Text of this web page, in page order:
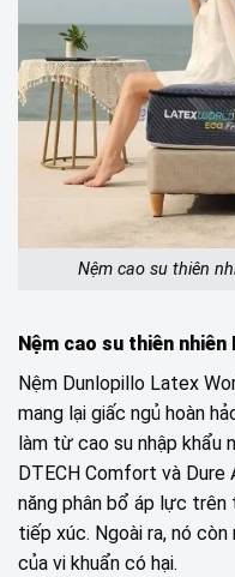
Nệm cao su thiên
Nệm cao su thiên
Nệm Dunlopillo Latex
mang lại giấc ngủ hoàn
làm từ cao su nhập khẩu
DTECH Comfort và Dure
năng phân bổ áp lực
tiếp xúc. Ngoài ra, nó
của vi khuẩn có hại.